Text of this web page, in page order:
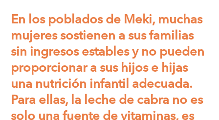
En los poblados de Meki, muchas
mujeres sostienen a sus familias
sin ingresos estables y no pueden
proporcionar a sus hijos e hijas
una nutrición infantil adecuada.
Para ellas, la leche de cabra no es
solo una fuente de vitaminas, es